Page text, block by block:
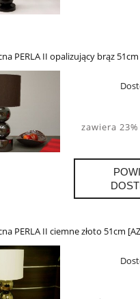
PERLA II opalizujący brąz
zawiera
PERLA II ciemne złoto 51cm